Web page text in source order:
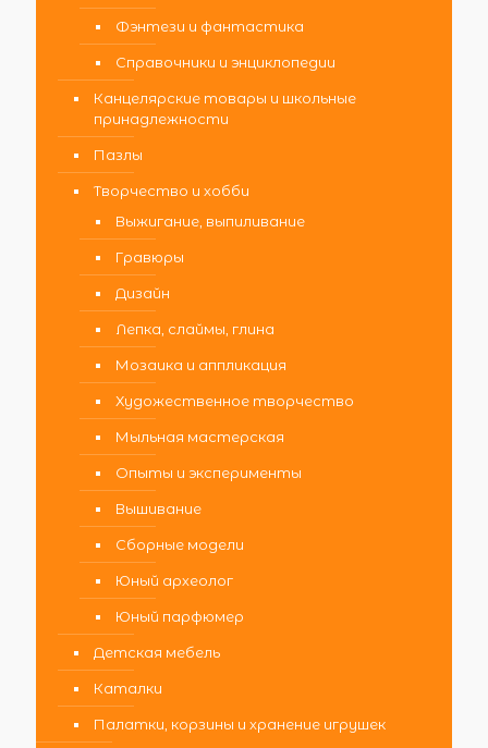
Фэнтези и фантастика
Справочники и энциклопедии
Канцелярские товары и школьные
принадлежности
Пазлы
Творчество и хобби
Выжигание, выпиливание
Гравюры
Дизайн
Лепка, слаймы, глина
Мозаика и аппликация
Художественное творчество
Мыльная мастерская
Опыты и эксперименты
Вышивание
Сборные модели
Юный археолог
Юный парфюмер
Детская мебель
Каталки
Палатки, корзины и хранение игрушек